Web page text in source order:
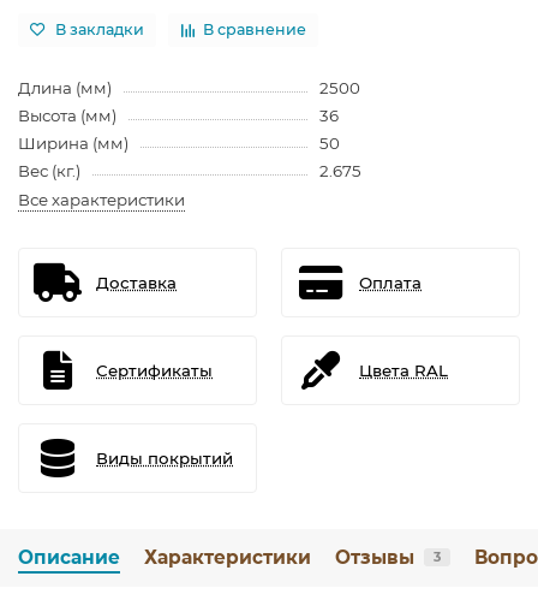
В закладки В сравнение
Длина (мм)
2500
Высота (мм)
36
Ширина (мм)
50
Вес (кг.)
2.675
Все характеристики
Доставка Оплата
Сертификаты Цвета RAL
Виды покрытий
Описание Характеристики Отзывы 3